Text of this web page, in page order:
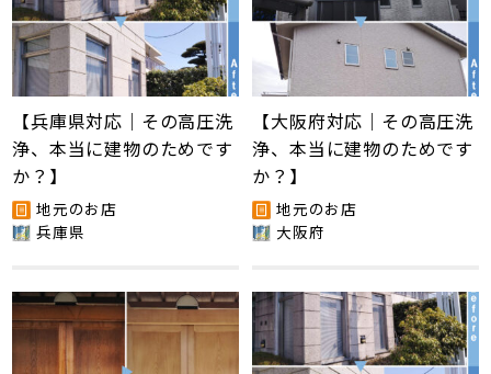
【兵庫県対応｜その高圧洗
浄、本当に建物のためです
か？】
地元のお店
兵庫県
【大阪府対応｜その高圧洗
浄、本当に建物のためです
か？】
地元のお店
大阪府